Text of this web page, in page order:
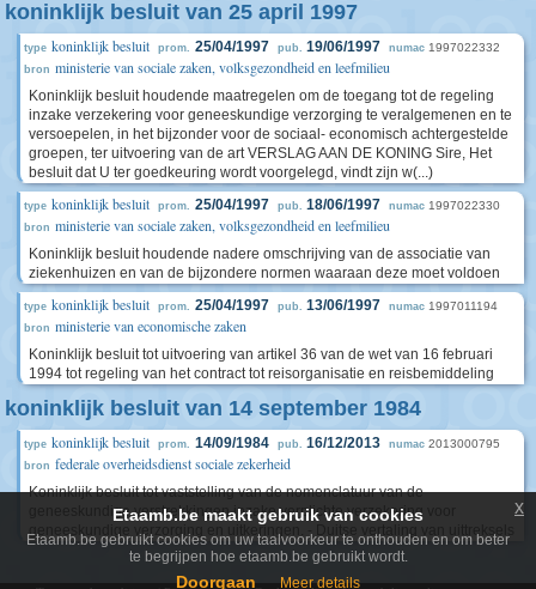
koninklijk besluit van 25 april 1997
type koninklijk besluit prom. 25/04/1997 pub. 19/06/1997 numac 1997022332
bron ministerie van sociale zaken, volksgezondheid en leefmilieu
Koninklijk besluit houdende maatregelen om de toegang tot de regeling
inzake verzekering voor geneeskundige verzorging te veralgemenen en te
versoepelen, in het bijzonder voor de sociaal- economisch achtergestelde
groepen, ter uitvoering van de art VERSLAG AAN DE KONING Sire, Het
besluit dat U ter goedkeuring wordt voorgelegd, vindt zijn w(...)
type koninklijk besluit prom. 25/04/1997 pub. 18/06/1997 numac 1997022330
bron ministerie van sociale zaken, volksgezondheid en leefmilieu
Koninklijk besluit houdende nadere omschrijving van de associatie van
ziekenhuizen en van de bijzondere normen waaraan deze moet voldoen
type koninklijk besluit prom. 25/04/1997 pub. 13/06/1997 numac 1997011194
bron ministerie van economische zaken
Koninklijk besluit tot uitvoering van artikel 36 van de wet van 16 februari
1994 tot regeling van het contract tot reisorganisatie en reisbemiddeling
koninklijk besluit van 14 september 1984
type koninklijk besluit prom. 14/09/1984 pub. 16/12/2013 numac 2013000795
bron federale overheidsdienst sociale zekerheid
Koninklijk besluit tot vaststelling van de nomenclatuur van de
geneeskundige verstrekkingen inzake verplichte verzekering voor
geneeskundige verzorging en uitkeringen. - Duitse vertaling van uittreksels
Etaamb.be maakt gebruik van cookies
Etaamb.be gebruikt cookies om uw taalvoorkeur te onthouden en om beter
te begrijpen hoe etaamb.be gebruikt wordt.
Doorgaan Meer details
x